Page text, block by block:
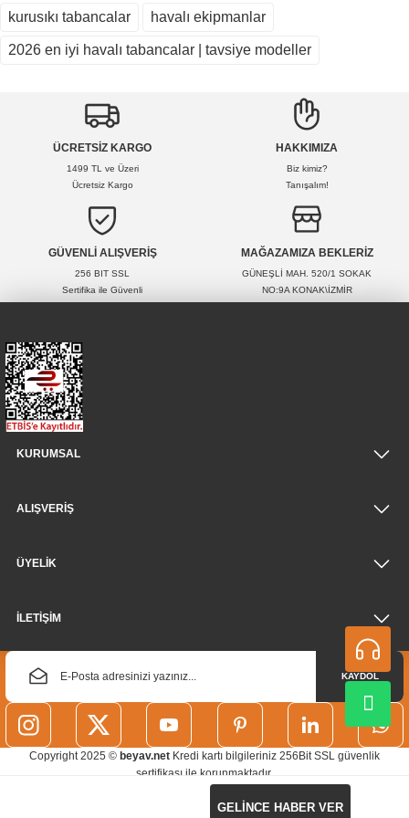
kalacaktır. Ancak tek tek ve seri tam otomatik atışları
Soru Sor
kurusıkı tabancalar
havalı ekipmanlar
2026 en iyi havalı tabancalar | tavsiye modeller
GELİNCE HABER VER
ÜCRETSİZ KARGO
1499 TL ve Üzeri
Ücretsiz Kargo
HAKKIMIZA
Biz kimiz?
Tanışalım!
GÜVENLİ ALIŞVERİŞ
256 BIT SSL
Sertifika ile Güvenli
MAĞAZAMIZA BEKLERİZ
GÜNEŞLİ MAH. 520/1 SOKAK
NO:9A KONAK\İZMİR
KURUMSAL
ALIŞVERİŞ
ÜYELİK
İLETİŞİM
KAYDOL
Copyright 2025 © beyav.net Kredi kartı bilgileriniz 256Bit SSL güvenlik
sertifikası ile korunmaktadır.